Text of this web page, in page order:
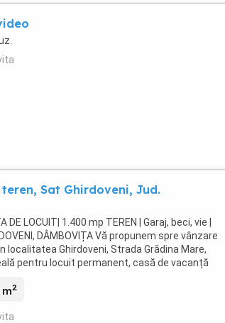
teren, Sat Ghirdoveni, Jud.
DE LOCUIT| 1.400 mp TEREN | Garaj, beci, vie |
DÂMBOVIȚA Vă propunem spre vânzare
localitatea Ghirdoveni, Strada Grădina Mare,
pentru locuit permanent, casă de vacanță
m2